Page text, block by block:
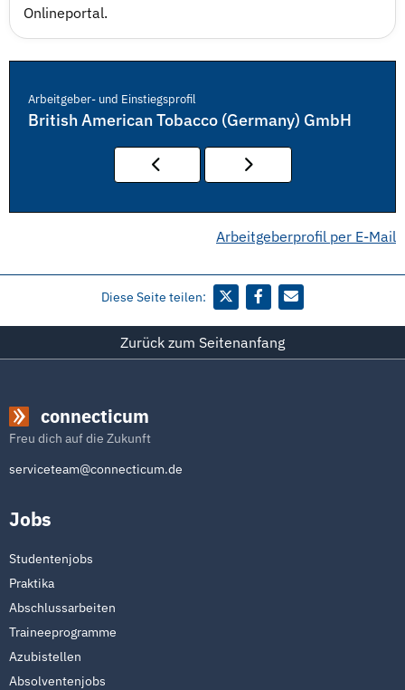
Onlineportal.
Arbeitgeber- und Einstiegsprofil
British American Tobacco (Germany) GmbH
Arbeitgeberprofil per E-Mail
Diese Seite teilen:
Zurück zum Seitenanfang
connecticum
Freu dich auf die Zukunft
serviceteam@connecticum.de
Jobs
Studentenjobs
Praktika
Abschlussarbeiten
Traineeprogramme
Azubistellen
Absolventenjobs